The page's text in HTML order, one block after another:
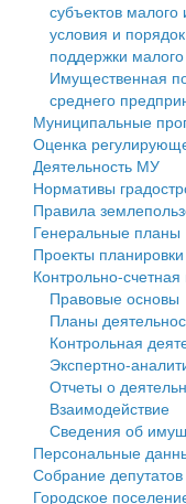
Оценка
Деятельность МУ
Нормативы
Правила
Генеральные планы
Проекты
Собрание
Городское
Сельские
субъектов
условия и
поддержки
Имущественная
среднего
Муниципальные
Оценка
Деятельность МУ
Нормативы
Правила
Генеральные планы
Проекты
Контрольно-счетная
Правовые основы
Планы
Контрольная
Экспертно-
Отчеты о
Взаимодействие
Сведения об
Персональные
Собрание депутатов
Городское